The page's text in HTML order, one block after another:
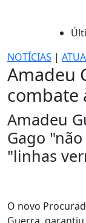
NOTÍCIAS |
Amadeu
combate
Amadeu
Gago
"linhas
O novo